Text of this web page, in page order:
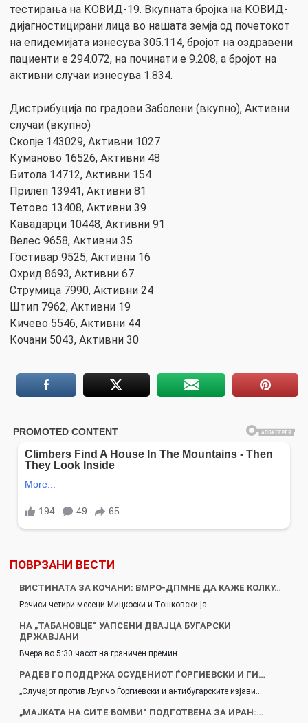
тестирања на КОВИД-19. Вкупната бројка на КОВИД-
дијагностицирани лица во нашата земја од почетокот
на епидемијата изнесува 305.114, бројот на оздравени
пациенти е 294.072, на починати е 9.208, а бројот на
активни случаи изнесува 1.834.
Дистрибуција по градови Заболени (вкупно), Активни
случаи (вкупно)
Скопје 143029, Активни 1027
Куманово 16526, Активни 48
Битола 14712, Активни 154
Прилеп 13941, Активни 81
Тетово 13408, Активни 39
Кавадарци 10448, Активни 91
Велес 9658, Активни 35
Гостивар 9525, Активни 16
Охрид 8693, Активни 67
Струмица 7990, Активни 24
Штип 7962, Активни 19
Кичево 5546, Активни 44
Кочани 5043, Активни 30
ПОВРЗАНИ ВЕСТИ
ВИСТИНАТА ЗА КОЧАНИ: ВМРО-ДПМНЕ ДА КАЖЕ КОЛКУ…
Речиси четири месеци Мицкоски и Тошковски ја…
НА „ТАБАНОВЦЕ“ УАПСЕНИ ДВАЈЦА БУГАРСКИ
ДРЖАВЈАНИ
Вчера во 5:30 часот на граничен премин…
РАДЕВ ГО ПОДДРЖА ОСУДЕНИОТ ЃОРГИЕВСКИ И ГИ…
„Случајот против Љупчо Ѓоргиевски и антибугарските изјави…
„МАЈКАТА НА СИТЕ БОМБИ“ ПОДГОТВЕНА ЗА ИРАН:…